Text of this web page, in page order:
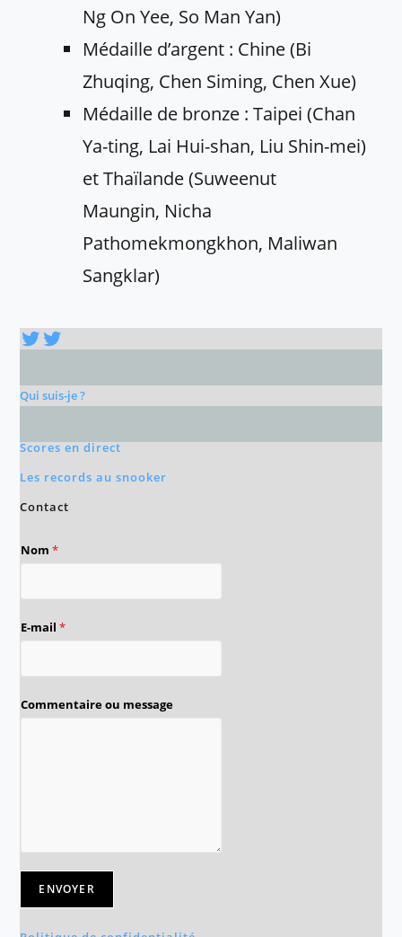
Ng On Yee, So Man Yan)
Médaille d’argent : Chine (Bi
Zhuqing, Chen Siming, Chen Xue)
Médaille de bronze : Taipei (Chan
Ya-ting, Lai Hui-shan, Liu Shin-mei)
et Thaïlande (Suweenut
Maungin, Nicha
Pathomekmongkhon, Maliwan
Sangklar)
Twitter
Twitter
Qui suis-je ?
Scores en direct
Les records au snooker
Contact
Nom*
E-mail*
Commentaire ou message
ENVOYER